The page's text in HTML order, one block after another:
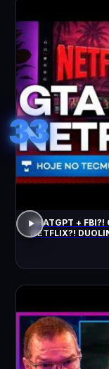
33
CHATGPT + FBI?!
NETFLIX?!